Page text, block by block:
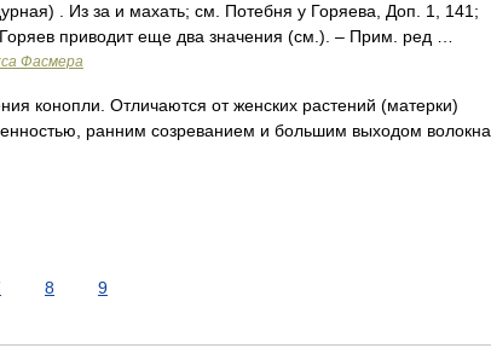
. Из за и махать; см. Потебня у Горяева, Доп. 1, 141;
приводит еще два значения (см.). – Прим. ред …
Фасмера
Отличаются от женских растений (матерки)
ранним созреванием и большим выходом волокна
8 9